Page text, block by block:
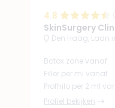
4.8
SkinSurgery
Den Haag, Laan
Botox zone vanaf
Filler per ml vanaf
Profhilo per 2 ml
Profiel bekijken